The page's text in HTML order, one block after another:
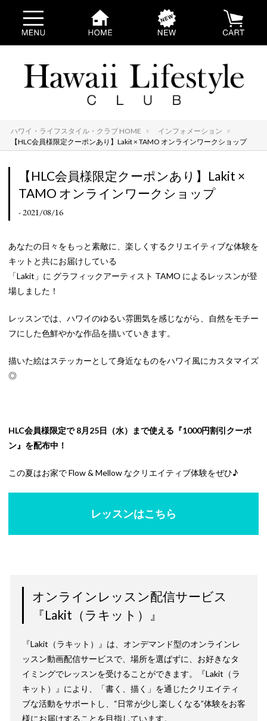
ハワイ・ライフスタイル・クラブ HOME
インフォメーション
【HLC会員様限定クーポンあり】Lakit × TAMO オンラインワークショップ
【HLC会員様限定クーポンあり】Lakit ×
TAMO オンラインワークショップ
- 2021/08/16
あなたの日々をもっと素敵に、楽しくするクリエイティブな体験を
キットと共にお届けしている
「Lakit」に グラフィックアーティスト TAMO によるレッスンが登
場しました！
レッスンでは、ハワイのゆるい雰囲気を感じながら、自然をモチー
フにした色鮮やかな作品を描いていきます。
描いた絵はステッカーとして身近なものをハワイ風にカスタマイズ
◎
HLC会員様限定で 8月25日（水）まで使える『1000円割引クーポ
ン』を配布中！
この夏はお家で Flow & Mellow なクリエイティブ体験をぜひ♪
レッスンはこちら
オンラインレッスン配信サービス
『Lakit（ラキット）』
『Lakit（ラキット）』は、オンデマンド型のオンラインレ
ッスン動画配信サービスで、場所を選ばずに、お好きなタ
イミングでレッスンを受けることができます。『Lakit（ラ
キット）』により、「書く、描く」を通じたクリエイティ
ブな活動をサポートし、“日常が少し楽しくなる”体験をお客
様にお届けすることを目指しています。